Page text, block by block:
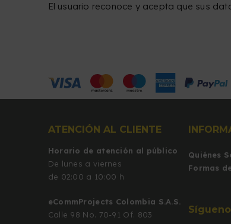
El usuario reconoce y acepta que sus
ATENCIÓN AL CLIENTE
Horario de atención al público
De lunes a viernes
de 02:00 a 10:00 h
eCommProjects Colombia S.A.S.
Calle 98 No. 70-91 Of. 803
Quiénes
Formas